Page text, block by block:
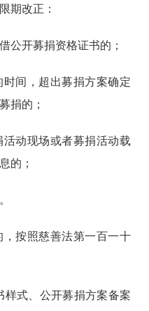
期改正：
公开募捐资格证书的；
时间，超出募捐方案确定
捐的；
活动现场或者募捐活动载
的；
按照慈善法第一百一十
样式、公开募捐方案备案